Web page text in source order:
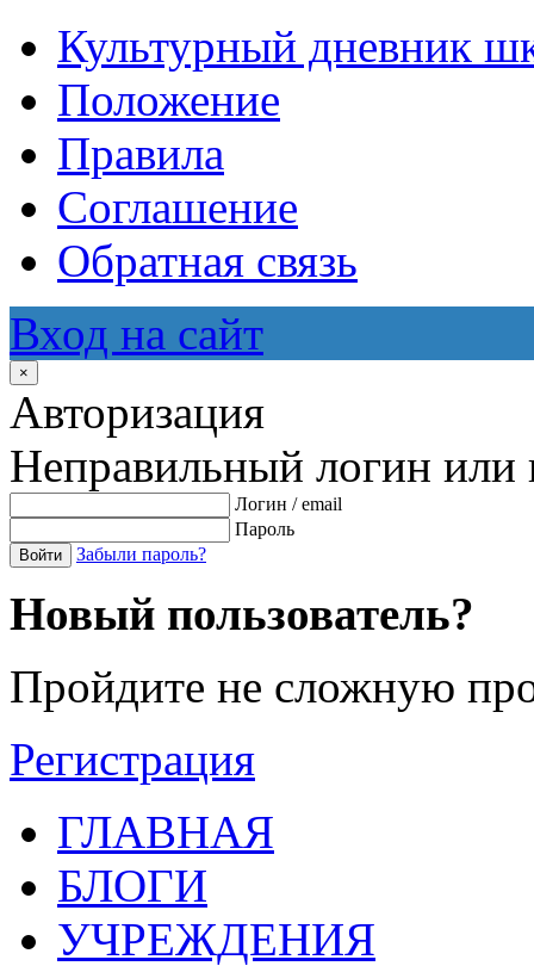
Культурный дневник
Положение
Правила
Соглашение
Обратная связь
Вход на сайт
×
Авторизация
Неправильный логин или
Логин / email
Пароль
Войти Забыли пароль?
Новый пользователь?
Пройдите не сложную
Регистрация
ГЛАВНАЯ
БЛОГИ
УЧРЕЖДЕНИЯ